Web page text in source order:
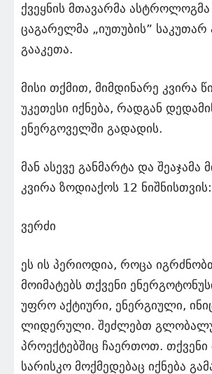
ქვეყნის მთავარმა
ცაგარელმა „იუთუბის” საკუთარ
გააკეთა.
მისი თქმით, მიმდინარე კვირა
უკეთესი იქნება, რადგან
ენერგოველში გადადის.
მან ასევე განმარტა და შეაჯამა
კვირა ზოდიაქოს 12 ნიშნისთვის:
ვერძი
ეს ის პერიოდია, როცა
მოიმატებს თქვენი
უფრო აქტიური, ენერგიული,
ლიდერული. შეძლებთ
პროექტებშიც ჩაერთოთ. თქვენი
სარისკო მოქმედებაც იქნება